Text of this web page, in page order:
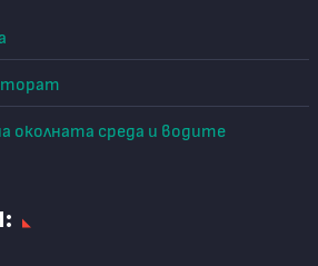
околната среда и водите